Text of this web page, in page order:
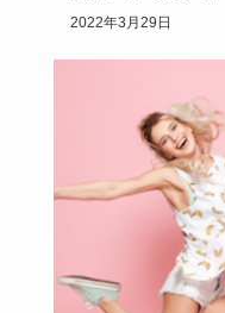
わずそのシチュ…
2022年3月29日